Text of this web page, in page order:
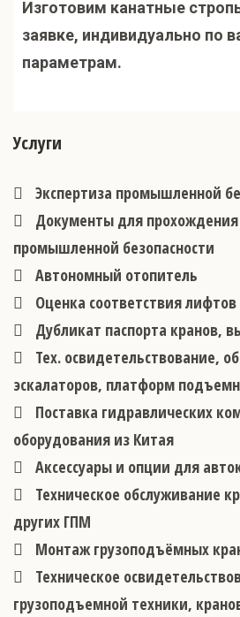
Изготовим канатные
заявке, индивидуально по
параметрам.
Услуги
Экспертиза промышленной
Документы для прохождения
промышленной безопасности
Автономный отопитель
Оценка соответствия лифтов
Дубликат паспорта кранов,
Тех. освидетельствование,
эскалаторов, платформ
Поставка гидравлических
оборудования из Китая
Аксессуары и опции для
Техническое обслуживание
других ГПМ
Монтаж грузоподъёмных
Техническое
грузоподъемной техники,